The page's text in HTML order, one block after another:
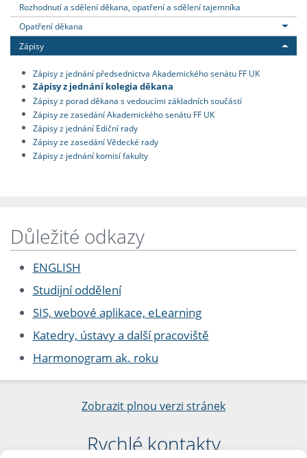
Rozhodnutí a sdělení děkana, opatření a sdělení tajemníka
Opatření děkana
Zápisy
Zápisy z jednání předsednictva Akademického senátu FF UK
Zápisy z jednání kolegia děkana
Zápisy z porad děkana s vedoucími základních součástí
Zápisy ze zasedání Akademického senátu FF UK
Zápisy z jednání Ediční rady
Zápisy ze zasedání Vědecké rady
Zápisy z jednání komisí fakulty
Důležité odkazy
ENGLISH
Studijní oddělení
SIS, webové aplikace, eLearning
Katedry, ústavy a další pracoviště
Harmonogram ak. roku
Zobrazit plnou verzi stránek
Rychlé kontakty